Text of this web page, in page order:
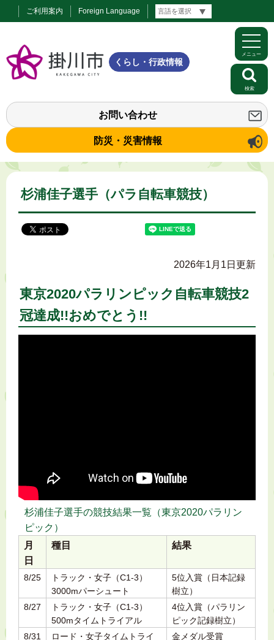
ご利用案内 Foreign Language
くらし・行政情報
お問い合わせ
防災・災害情報
メニュー
検索
杉浦佳子選手（パラ自転車競技）
2026年1月1日更新
東京2020パラリンピック自転車競技2
冠達成!!おめでとう!!
杉浦佳子選手の競技結果一覧（東京2020パラリン
ピック）
月
日
種目 結果
8/25
トラック・女子（C1-3）
3000mパーシュート
5位入賞（日本記録
樹立）
8/27
トラック・女子（C1-3）
500mタイムトライアル
4位入賞（パラリン
ピック記録樹立）
8/31
ロード・女子タイムトライ
金メダル受賞